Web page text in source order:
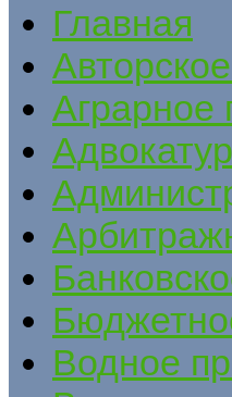
Главная
Аграрное
Водное